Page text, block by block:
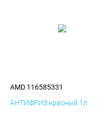
AMD 116585331
АНТИФРИЗ красный 1л.